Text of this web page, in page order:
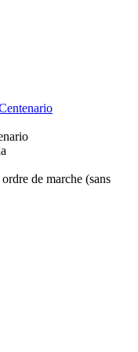
de marche (sans